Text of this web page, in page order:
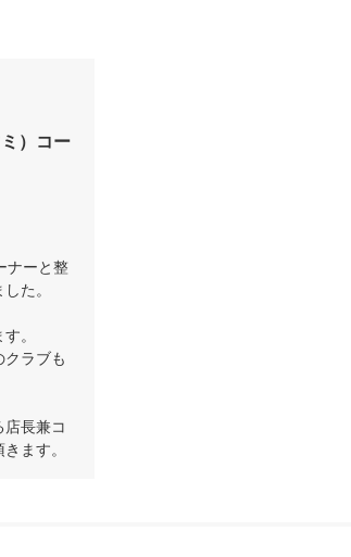
）コー
ナーと整
た。
。
クラブも
長兼コ
ます。